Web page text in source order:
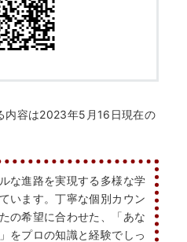
内容は2023年5月16 日現在の
な進路を実現する多様な学
います。丁寧な個別カウン
の希望に合わせた、「あな
をプロの知識と経験でしっ